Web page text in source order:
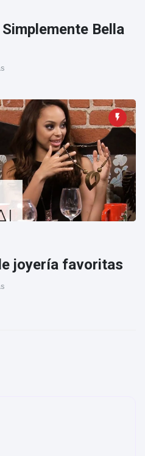
Bella
joyería favoritas